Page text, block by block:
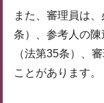
また、審理員は
条）、参考人の
（法第35条）、
ことがあります。